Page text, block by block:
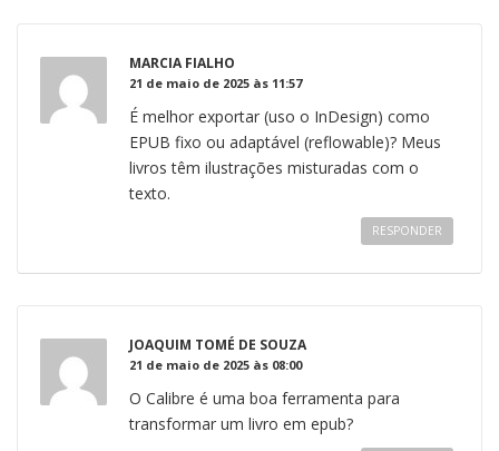
MARCIA FIALHO
21 de maio de 2025 às 11:57
É melhor exportar (uso o InDesign) como
EPUB fixo ou adaptável (reflowable)? Meus
livros têm ilustrações misturadas com o
texto.
RESPONDER
JOAQUIM TOMÉ DE SOUZA
21 de maio de 2025 às 08:00
O Calibre é uma boa ferramenta para
transformar um livro em epub?